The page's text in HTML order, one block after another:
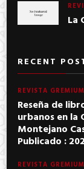
La
RECENT
REVISTA GREMIUM
Reseña de
urbanos en
Montejano
Publicado :
REVISTA GREMIUM